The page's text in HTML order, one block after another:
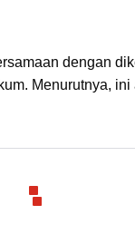
dengan
Menurutnya,